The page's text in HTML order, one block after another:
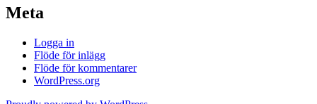
Meta
Logga in
Flöde för inlägg
Flöde för kommentarer
WordPress.org